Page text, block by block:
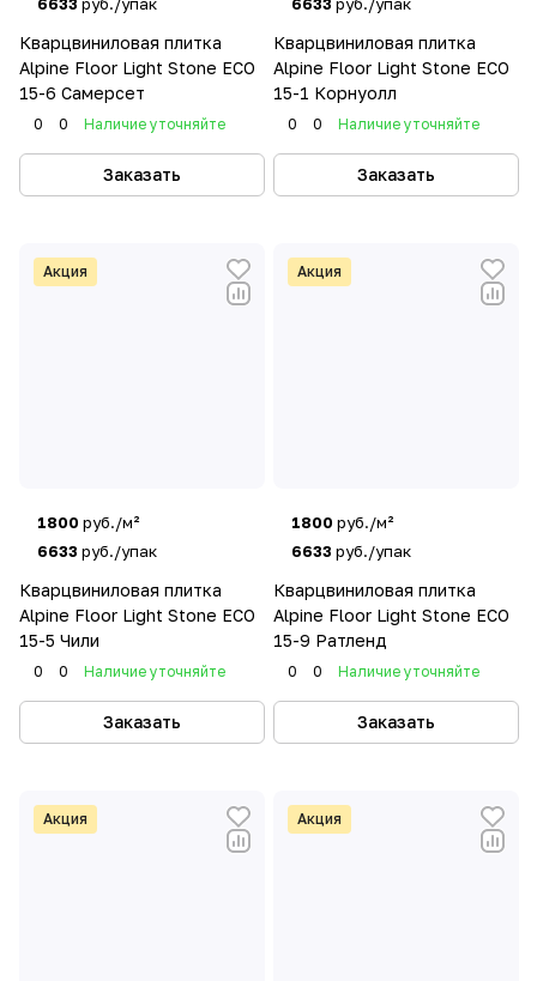
Кварцвиниловая плитка
Alpine Floor Light Stone ECO
15-6 Самерсет
0 0 Наличие уточняйте
Заказать
Кварцвиниловая плитка
Alpine Floor Light Stone ECO
15-1 Корнуолл
0 0 Наличие уточняйте
Заказать
Акция
1800 руб./м²
6633 руб./упак
Кварцвиниловая плитка
Alpine Floor Light Stone ECO
15-5 Чили
0 0 Наличие уточняйте
Заказать
Акция
1800 руб./м²
6633 руб./упак
Кварцвиниловая плитка
Alpine Floor Light Stone ECO
15-9 Ратленд
0 0 Наличие уточняйте
Заказать
Акция Акция